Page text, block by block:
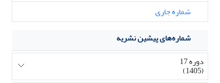
شماره جاری
شماره‌های پیشین نشریه
دوره 17
(1405)